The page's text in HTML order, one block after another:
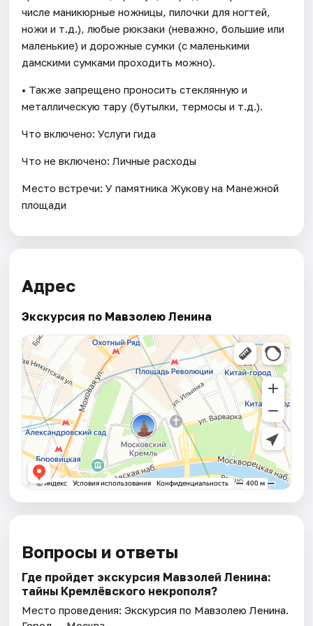
числе маникюрные ножницы, пилочки для ногтей,
ножи и т.д.), любые рюкзаки (неважно, большие или
маленькие) и дорожные сумки (с маленькими
дамскими сумками проходить можно).
• Также запрещено проносить стеклянную и
металлическую тару (бутылки, термосы и т.д.).
Что включено: Услуги гида
Что не включено: Личные расходы
Место встречи: У памятника Жукову на Манежной
площади
Адрес
Экскурсия по Мавзолею Ленина
Вопросы и ответы
Где пройдет экскурсия Мавзолей Ленина:
тайны Кремлёвского некрополя?
Место проведения:Экскурсия по Мавзолею Ленина